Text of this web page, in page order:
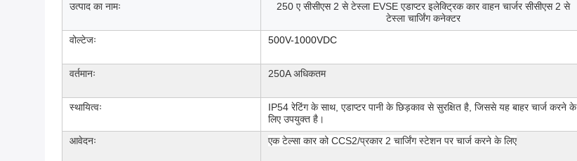
उत्पाद का नामः
250 ए सीसीएस 2 से टेस्ला EVSE एडाप्टर इलेक्ट्रिक कार वाहन चार्जर सीसीएस 2 से
टेस्ला चार्जिंग कनेक्टर
वोल्टेजः
500V-1000VDC
वर्तमानः 250A अधिकतम
स्थायित्वः
IP54 रेटिंग के साथ, एडाप्टर पानी के छिड़काव से सुरक्षित है, जिससे यह बाहर चार्ज करने के
लिए उपयुक्त है।
आवेदनः
एक टेल्सा कार को CCS2/प्रकार 2 चार्जिंग स्टेशन पर चार्ज करने के लिए